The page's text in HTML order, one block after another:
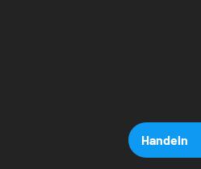
Handeln